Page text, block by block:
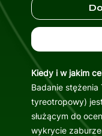
Kiedy i w jakim
Badanie
tyreotropowy)
służącym do
wykrycie